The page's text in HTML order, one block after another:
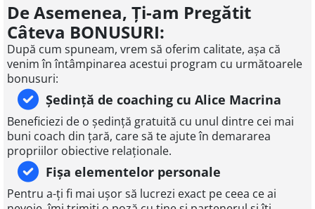
De Asemenea, Ți-am Pregătit
Câteva BONUSURI:
După cum spuneam, vrem să oferim calitate, așa că
venim în întâmpinarea acestui program cu următoarele
bonusuri:
Ședință de coaching cu Alice Macrina
Beneficiezi de o ședință gratuită cu unul dintre cei mai
buni coach din țară, care să te ajute în demararea
propriilor obiective relaționale.
Fișa elementelor personale
Pentru a-ți fi mai ușor să lucrezi exact pe ceea ce ai